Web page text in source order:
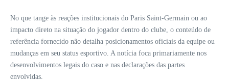
No que tange às reações institucionais do Paris Saint-Germain ou ao
impacto direto na situação do jogador dentro do clube, o conteúdo de
referência fornecido não detalha posicionamentos oficiais da equipe ou
mudanças em seu status esportivo. A notícia foca primariamente nos
desenvolvimentos legais do caso e nas declarações das partes
envolvidas.